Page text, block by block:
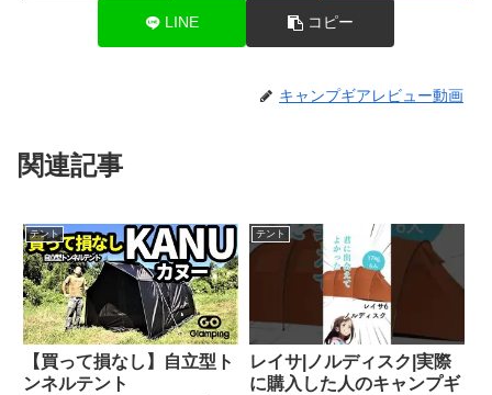
LINE コピー
キャンプギアレビュー動画
関連記事
テント
【買って損なし】自立型ト
ンネルテント
テント
レイサ|ノルディスク|実際
に購入した人のキャンプギ